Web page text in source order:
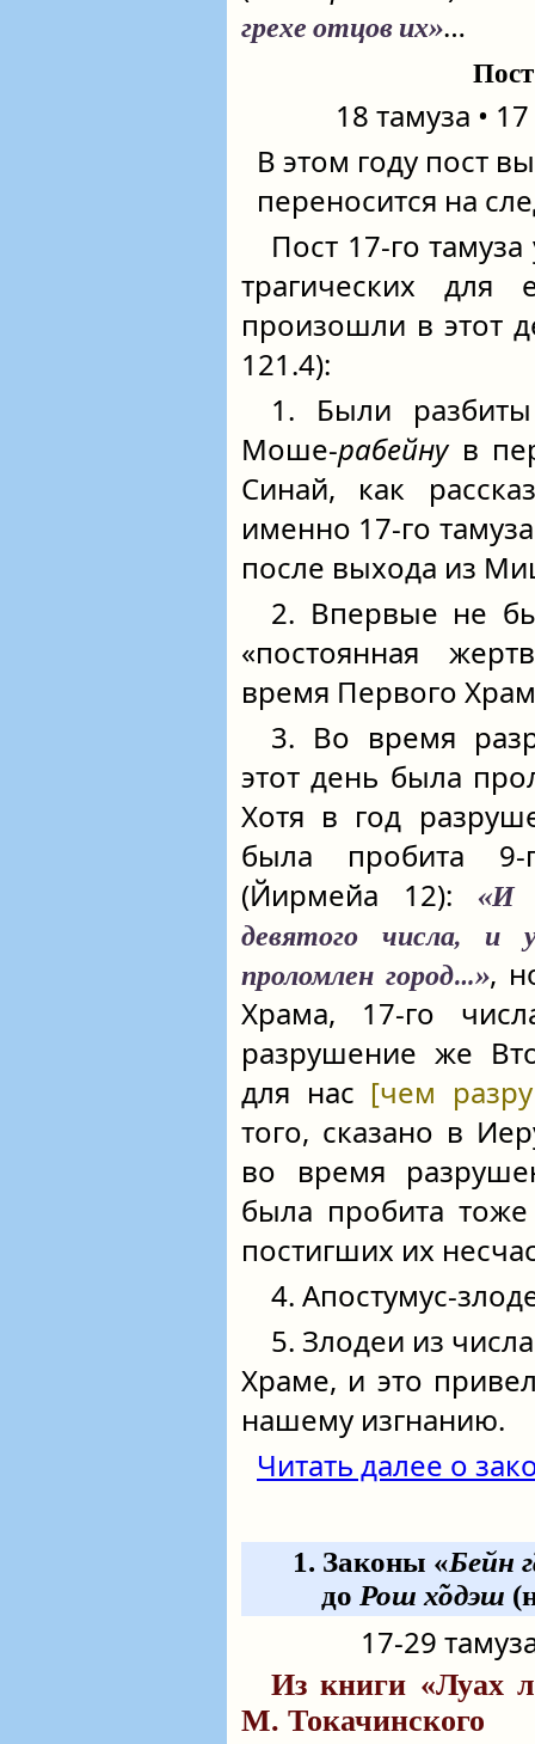
грехе отцов их»…
18 тамуза •
В этом году пост
переносится на
Пост 17‑го
трагических для
произошли в этот
121.4):
1. Были
Моше-рабейнув
Синай, как
именно 17‑го
после выхода из
2. Впервые не
«постоянная
время Первого
3. Во время
этот день была
Хотя в год
была пробита
(Йирмейа 12):«И
девятого числа, и
проломлен город…»,
Храма, 17-го
разрушение же
для нас [чем
того, сказано в
во время
была пробита тоже
постигших их
4. Апостумус-
5. Злодеи из
Храме, и это
нашему изгнанию.
Читать далее о
1. Законы «Бейн
до Рош х̃одэш
17-29
Из книги «Луах
М. Токачинского